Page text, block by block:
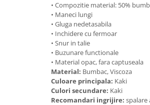
• Compozitie material: 50%
• Maneci lungi
• Gluga nedetasabila
• Inchidere cu fermoar
• Snur in talie
• Buzunare functionale
• Material opac, fara captuseala
Material: Bumbac, Viscoza
Culoare principala: Kaki
Culori secundare: Kaki
Recomandari ingrijire: spalare